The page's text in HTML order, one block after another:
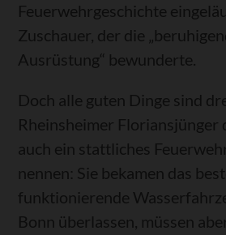
Feuerwehrgeschichte
Zuschauer, der die
Ausrüstung“ bewunderte.
Doch alle guten Dinge sind
Rheinsheimer
auch ein stattliches
nennen: Sie bekamen das
funktionierende
Bonn überlassen, müssen